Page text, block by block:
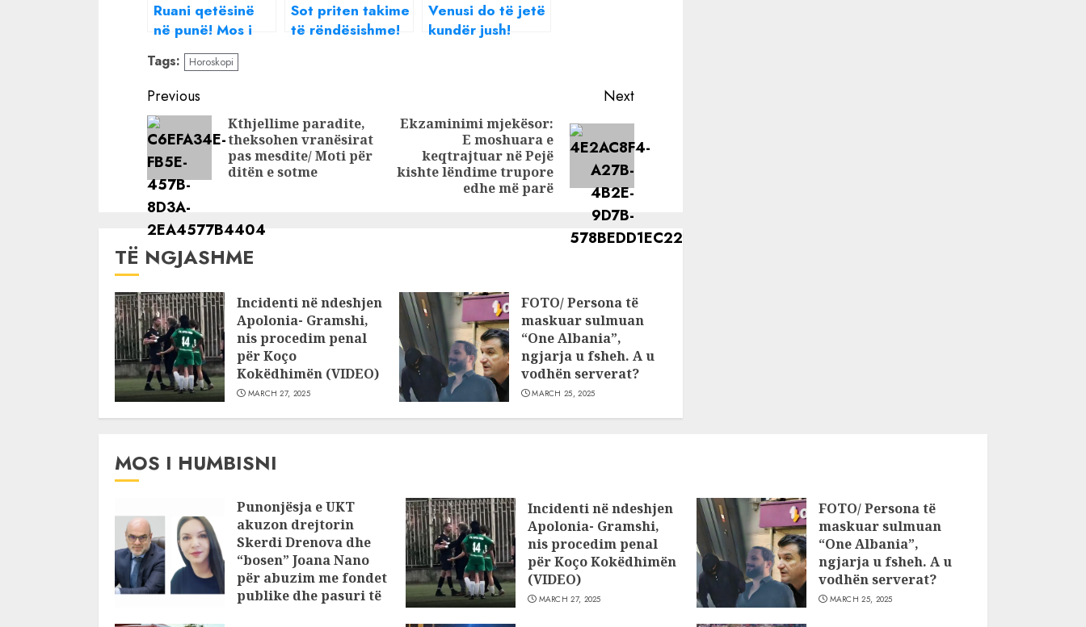
Ruani qetësinë
në punë! Mos i
‘ushqeni’ krizat
në dashuri,
horoskopi ditor
Sot priten takime
të rëndësishme!
Venusi do të jetë
kundër jush!
Tags: Horoskopi
Continue
Reading
Previous
post:
Kthjellime paradite,
theksohen vranësirat
pas mesdite/ Moti për
ditën e sotme
Next
Next
post:
Ekzaminimi mjekësor:
E moshuara e
keqtrajtuar në Pejë
kishte lëndime trupore
edhe më parë
TË NGJASHME
Incidenti në ndeshjen
Apolonia- Gramshi,
nis procedim penal
për Koço
Kokëdhimën (VIDEO)
MARCH 27, 2025
FOTO/ Persona të
maskuar sulmuan
“One Albania”,
ngjarja u fsheh. A u
vodhën serverat?
MARCH 25, 2025
MOS I HUMBISNI
Punonjësja e UKT
akuzon drejtorin
Skerdi Drenova dhe
“bosen” Joana Nano
për abuzim me fondet
publike dhe pasuri të
Incidenti në ndeshjen
Apolonia- Gramshi,
nis procedim penal
për Koço Kokëdhimën
(VIDEO)
MARCH 27, 2025
FOTO/ Persona të
maskuar sulmuan
“One Albania”,
ngjarja u fsheh. A u
vodhën serverat?
MARCH 25, 2025